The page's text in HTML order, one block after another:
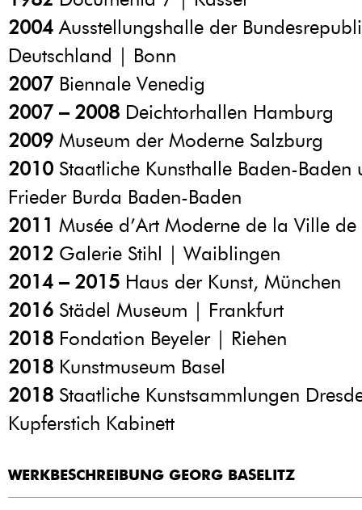
2004 Ausstellungshalle der
Deutschland | Bonn
2007 Biennale Venedig
2007 – 2008 Deichtorhallen Hamburg
2009 Museum der Moderne Salzburg
2010 Staatliche Kunsthalle Baden-Baden
Frieder Burda Baden-Baden
2011 Musée d’Art Moderne de la Ville de
2012 Galerie Stihl | Waiblingen
2014 – 2015 Haus der Kunst, München
2016 Städel Museum | Frankfurt
2018 Fondation Beyeler | Riehen
2018 Kunstmuseum Basel
2018 Staatliche Kunstsammlungen
Kupferstich Kabinett
WERKBESCHREIBUNG GEORG BASELITZ